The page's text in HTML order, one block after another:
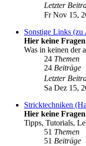
Letzter
Fr Nov 15,
Sonstige Links (zu
Hier keine
Was in keinen der
24 Themen
24 Beiträge
Letzter
Sa Dez 15,
Stricktechniken
Hier keine
Tipps, Tutorials,
51 Themen
51 Beiträge